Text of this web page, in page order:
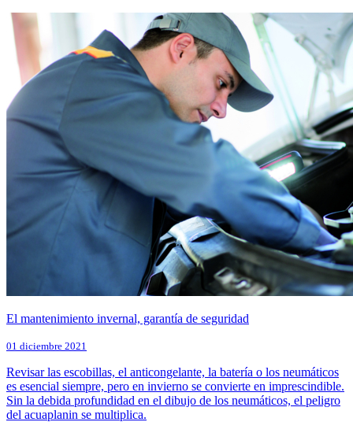
El mantenimiento invernal, garantía de seguridad
01 diciembre 2021
Revisar las escobillas, el anticongelante, la batería o los neumáticos
es esencial siempre, pero en invierno se convierte en imprescindible.
Sin la debida profundidad en el dibujo de los neumáticos, el peligro
del acuaplanin se multiplica.